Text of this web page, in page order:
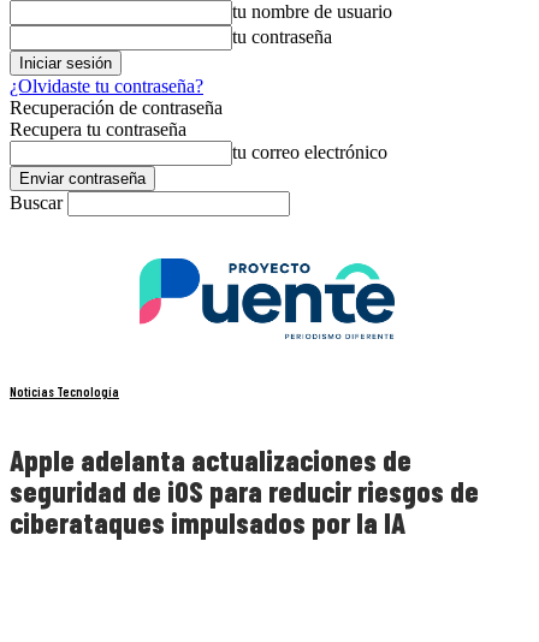
tu nombre de usuario
tu contraseña
¿Olvidaste tu contraseña?
Recuperación de contraseña
Recupera tu contraseña
tu correo electrónico
Buscar
Noticias Tecnología
Apple adelanta actualizaciones de
seguridad de iOS para reducir riesgos de
ciberataques impulsados por la IA